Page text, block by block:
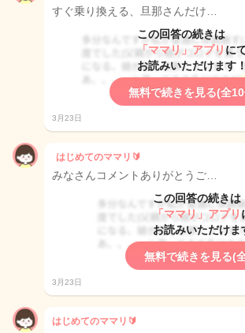
すぐ乗り換える、旦那さんだけ…
この回答の続きは
「ママリ」アプリ に
お読みいただけます！
無料で続きを見る(全
3月23日
はじめてのママリ🔰
みなさんコメントありがとうご…
この回答の続きは
「ママリ」アプリ
お読みいただけま
無料で続きを見る(
3月23日
はじめてのママリ🔰